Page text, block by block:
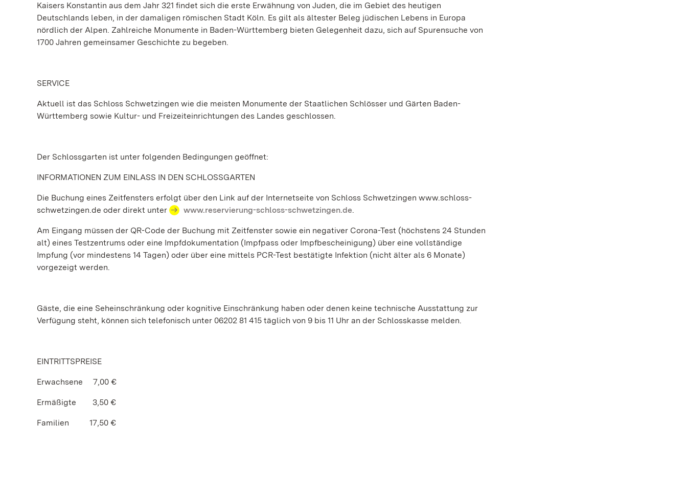
Kaisers Konstantin aus dem Jahr 321 findet sich die erste Erwähnung von Juden, die im Gebiet des heutigen
Deutschlands leben, in der damaligen römischen Stadt Köln. Es gilt als ältester Beleg jüdischen Lebens in Europa
nördlich der Alpen. Zahlreiche Monumente in Baden-Württemberg bieten Gelegenheit dazu, sich auf Spurensuche von
1700 Jahren gemeinsamer Geschichte zu begeben.
SERVICE
Aktuell ist das Schloss Schwetzingen wie die meisten Monumente der Staatlichen Schlösser und Gärten Baden-
Württemberg sowie Kultur- und Freizeiteinrichtungen des Landes geschlossen.
Der Schlossgarten ist unter folgenden Bedingungen geöffnet:
INFORMATIONEN ZUM EINLASS IN DEN SCHLOSSGARTEN
Die Buchung eines Zeitfensters erfolgt über den Link auf der Internetseite von Schloss Schwetzingen www.schloss-
schwetzingen.de oder direkt unter
www.reservierung-schloss-schwetzingen.de.
Am Eingang müssen der QR-Code der Buchung mit Zeitfenster sowie ein negativer Corona-Test (höchstens 24 Stunden
alt) eines Testzentrums oder eine Impfdokumentation (Impfpass oder Impfbescheinigung) über eine vollständige
Impfung (vor mindestens 14 Tagen) oder über eine mittels PCR-Test bestätigte Infektion (nicht älter als 6 Monate)
vorgezeigt werden.
Gäste, die eine Seheinschränkung oder kognitive Einschränkung haben oder denen keine technische Ausstattung zur
Verfügung steht, können sich telefonisch unter 06202 81 415 täglich von 9 bis 11 Uhr an der Schlosskasse melden.
EINTRITTSPREISE
Erwachsene 7,00 €
Ermäßigte 3,50 €
Familien 17,50 €